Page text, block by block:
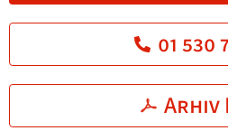
01 530
Arhiv